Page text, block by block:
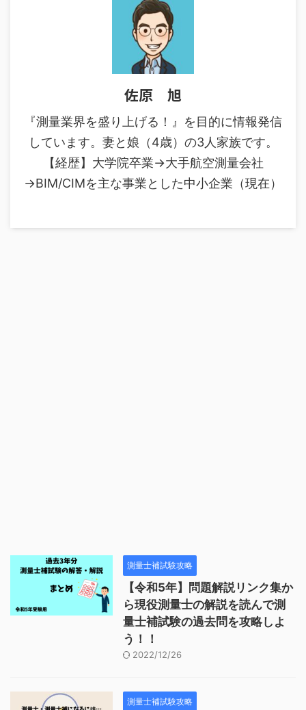
佐原 旭
『測量業界を盛り上げる！』を目的に情報発信
しています。妻と娘（4歳）の3人家族です。
【経歴】大学院卒業→大手航空測量会社
→BIM/CIMを主な事業とした中小企業（現在）
測量士補試験攻略
【令和5年】問題解説リンク集か
ら現役測量士の解説を読んで測
量士補試験の過去問を攻略しよ
う！！
2022/12/26
測量士補試験攻略